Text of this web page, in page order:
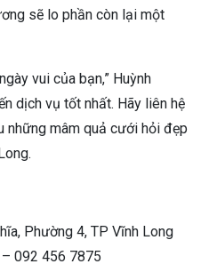
sẽ lo phần còn lại một
vui của bạn,” Huỳnh
dịch vụ tốt nhất. Hãy liên hệ
những mâm quả cưới hỏi đẹp
Phường 4, TP Vĩnh Long
092 456 7875